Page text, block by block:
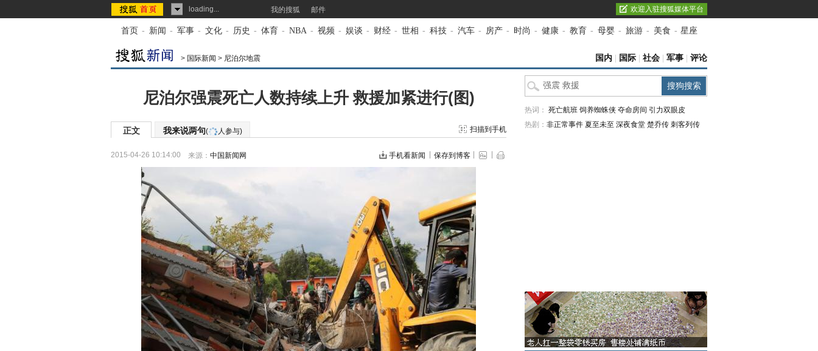
loading... 我的搜狐 邮件 欢迎入驻搜狐媒体平台
首页 - 新闻 - 军事 - 文化 - 历史 - 体育 - NBA - 视频 - 娱谈 - 财经 - 世相 - 科技 - 汽车 - 房产 - 时尚 - 健康 - 教育 - 母婴 - 旅游 - 美食 - 星座
> 国际新闻 > 尼泊尔地震 国内 国际 社会 军事 评论
尼泊尔强震死亡人数持续上升 救援加紧进行(图)
正文 我来说两句( 人参与) 扫描到手机
2015-04-26 10:14:00 来源： 中国新闻网 手机看新闻 保存到博客
热词： 死亡航班 饲养蜘蛛侠 夺命房间 引力双眼皮
热剧： 非正常事件 夏至未至 深夜食堂 楚乔传 刺客列传